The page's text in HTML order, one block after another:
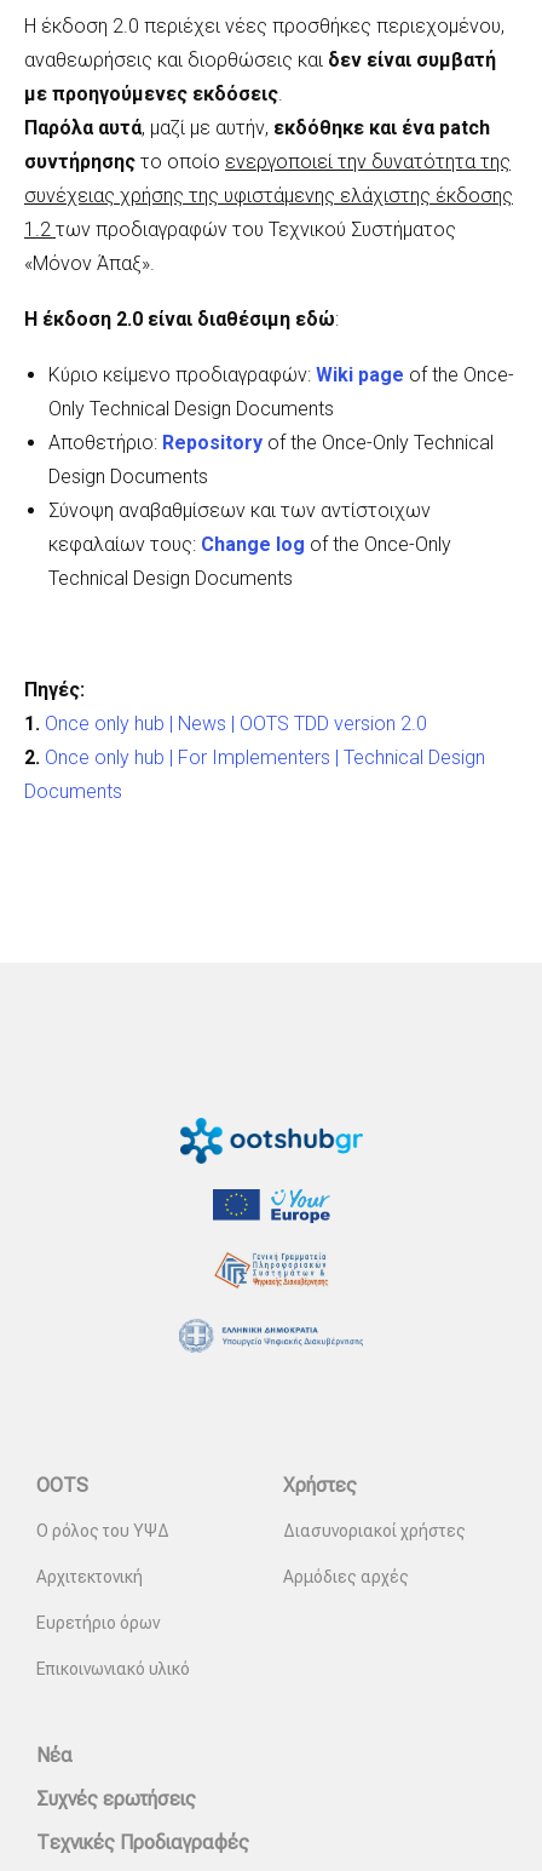
Η έκδοση 2.0 περιέχει νέες προσθήκες περιεχομένου,
αναθεωρήσεις και διορθώσεις και δεν είναι συμβατή
με προηγούμενες εκδόσεις
Παρόλα αυτά, μαζί με αυτήν, εκδόθηκε και ένα patch
συντήρησης το οποίο ενεργοποιεί την δυνατότητα της
συνέχειας χρήσης της υφιστάμενης ελάχιστης έκδοσης
1.2 των προδιαγραφών του Τεχνικού Συστήματος
«Μόνον Άπαξ».
Η έκδοση 2.0 είναι διαθέσιμη εδώ:
Κύριο κείμενο προδιαγραφών: Wiki page of the Once-
Only Technical Design Documents
Αποθετήριο: Repository of the Once-Only Technical
Design Documents
Σύνοψη αναβαθμίσεων και των αντίστοιχων
κεφαλαίων τους: Change log of the Once-Only
Technical Design Documents
Πηγές:
1. Once only hub | News | OOTS TDD version 2.0
2. Once only hub | For Implementers | Technical Design
Documents
OOTS
Ο ρόλος του ΥΨΔ
Αρχιτεκτονική
Ευρετήριο όρων
Επικοινωνιακό υλικό
Χρήστες
Διασυνοριακοί χρήστες
Αρμόδιες αρχές
Νέα
Συχνές ερωτήσεις
Τεχνικές Προδιαγραφές